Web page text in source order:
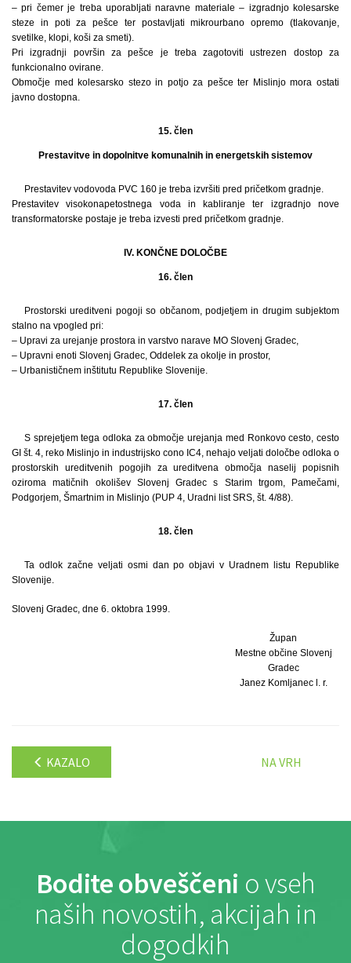
– pri čemer je treba uporabljati naravne materiale – izgradnjo kolesarske
steze in poti za pešce ter postavljati mikrourbano opremo (tlakovanje,
svetilke, klopi, koši za smeti).
Pri izgradnji površin za pešce je treba zagotoviti ustrezen dostop za
funkcionalno ovirane.
Območje med kolesarsko stezo in potjo za pešce ter Mislinjo mora ostati
javno dostopna.
15. člen
Prestavitve in dopolnitve komunalnih in energetskih sistemov
Prestavitev vodovoda PVC 160 je treba izvršiti pred pričetkom gradnje.
Prestavitev visokonapetostnega voda in kabliranje ter izgradnjo nove
transformatorske postaje je treba izvesti pred pričetkom gradnje.
IV. KONČNE DOLOČBE
16. člen
Prostorski ureditveni pogoji so občanom, podjetjem in drugim subjektom
stalno na vpogled pri:
– Upravi za urejanje prostora in varstvo narave MO Slovenj Gradec,
– Upravni enoti Slovenj Gradec, Oddelek za okolje in prostor,
– Urbanističnem inštitutu Republike Slovenije.
17. člen
S sprejetjem tega odloka za območje urejanja med Ronkovo cesto, cesto
GI št. 4, reko Mislinjo in industrijsko cono IC4, nehajo veljati določbe odloka o
prostorskih ureditvenih pogojih za ureditvena območja naselij popisnih
oziroma matičnih okolišev Slovenj Gradec s Starim trgom, Pamečami,
Podgorjem, Šmartnim in Mislinjo (PUP 4, Uradni list SRS, št. 4/88).
18. člen
Ta odlok začne veljati osmi dan po objavi v Uradnem listu Republike
Slovenije.
Slovenj Gradec, dne 6. oktobra 1999.
Župan
Mestne občine Slovenj
Gradec
Janez Komljanec l. r.
KAZALO NA VRH
Bodite obveščeni o vseh
naših novostih, akcijah in
dogodkih